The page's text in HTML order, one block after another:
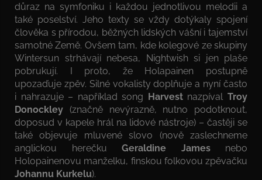
důraz na symfoniku i každou jednotlivou melodii a
také poselství. Jeho texty se vždy dotýkaly spojení
člověka s přírodou, běžných lidských vášní i tajemství
samotné Země. Ovšem tam, kde kolegové ze skupiny
Wintersun strhávají nebesa, Nightwish si jen plaše
pobrukují. I proto, že Holapainen postupně
upozaďuje zpěv. Silné vokalisty doplňuje a nyní často
i nahrazuje – například song Harvest nazpívalTroy
Donockley (značně nevýrazně, nutno podotknout,
doposud v kapele hrál na lidové nástroje) – častěji se
také objevuje mluvené slovo (nově zaslechneme
anglickou herečku Geraldine Jamesnebo
Holopainenovu manželku, finskou folkovou zpěvačku
Johannu Kurkelu).